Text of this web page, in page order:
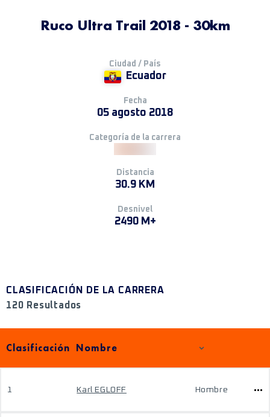
Ruco Ultra Trail 2018 - 30km
Ciudad / País
Ecuador
Fecha
05 agosto 2018
Categoría de la carrera
Distancia
30.9 KM
Desnivel
2490 M+
CLASIFICACIÓN DE LA CARRERA
120 Resultados
Clasificación Nombre
1 Karl EGLOFF Hombre